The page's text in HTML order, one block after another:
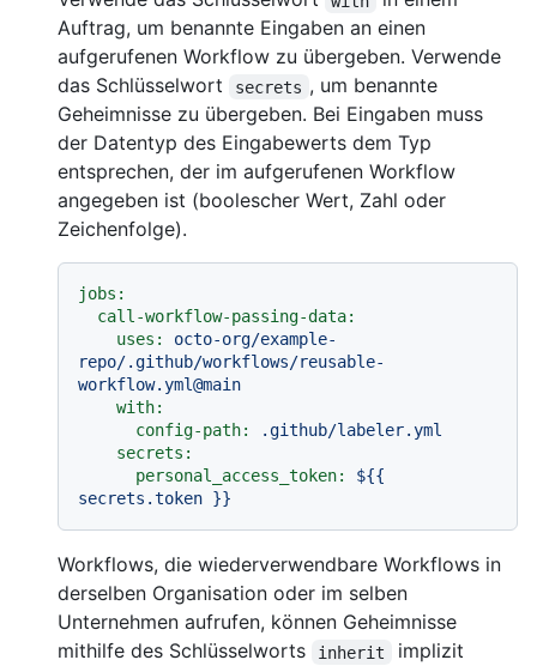
Auftrag, um benannte Eingaben an einen
aufgerufenen Workflow zu übergeben. Verwende
das Schlüsselwort
secrets , um benannte
Geheimnisse zu übergeben. Bei Eingaben muss
der Datentyp des Eingabewerts dem Typ
entsprechen, der im aufgerufenen Workflow
angegeben ist (boolescher Wert, Zahl oder
Zeichenfolge).
jobs:
call-workflow-passing-data:
uses:
octo-org/example-
repo/.github/workflows/reusable-
workflow.yml@main
with:
config-path:
.github/labeler.yml
secrets:
personal_access_token:
${{
secrets.token }}
Workflows, die wiederverwendbare Workflows in
derselben Organisation oder im selben
Unternehmen aufrufen, können Geheimnisse
mithilfe des Schlüsselworts
inherit
implizit